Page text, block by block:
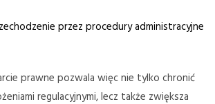
przez procedury administracyjne
prawne pozwala więc nie tylko chronić
regulacyjnymi, lecz także zwiększa